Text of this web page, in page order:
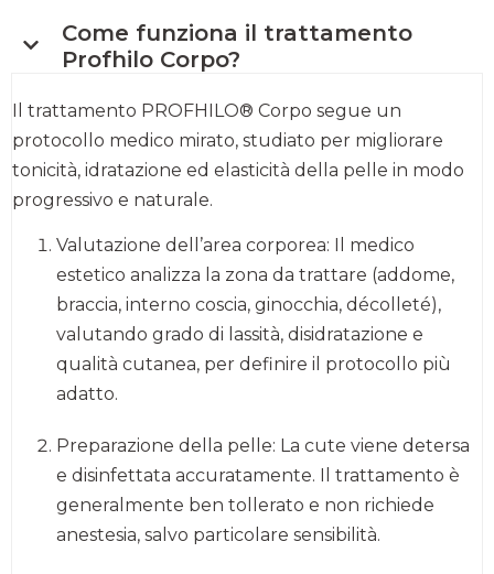
Come funziona il trattamento
Profhilo Corpo?
Il trattamento PROFHILO® Corpo segue un
protocollo medico mirato, studiato per migliorare
tonicità, idratazione ed elasticità della pelle in modo
progressivo e naturale.
Valutazione dell’area corporea: Il medico
estetico analizza la zona da trattare (addome,
braccia, interno coscia, ginocchia, décolleté),
valutando grado di lassità, disidratazione e
qualità cutanea, per definire il protocollo più
adatto.
Preparazione della pelle: La cute viene detersa
e disinfettata accuratamente. Il trattamento è
generalmente ben tollerato e non richiede
anestesia, salvo particolare sensibilità.